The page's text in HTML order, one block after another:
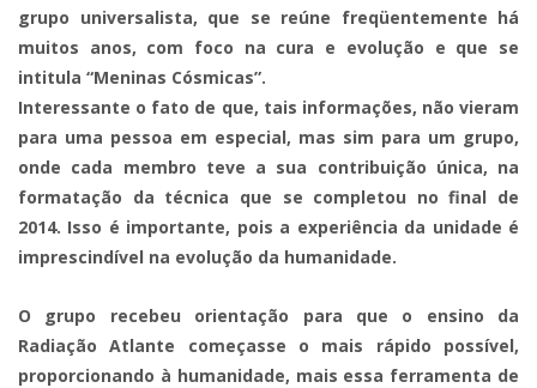
grupo universalista, que se reúne freqüentemente há
muitos anos, com foco na cura e evolução e que se
intitula “Meninas Cósmicas”.
Interessante o fato de que, tais informações, não vieram
para uma pessoa em especial, mas sim para um grupo,
onde cada membro teve a sua contribuição única, na
formatação da técnica que se completou no final de
2014. Isso é importante, pois a experiência da unidade é
imprescindível na evolução da humanidade.
O grupo recebeu orientação para que o ensino da
Radiação Atlante começasse o mais rápido possível,
proporcionando à humanidade, mais essa ferramenta de